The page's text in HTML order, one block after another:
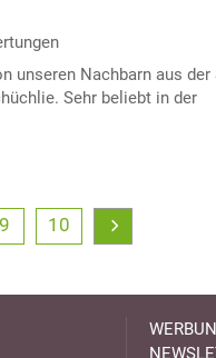
unseren Nachbarn aus der
Sehr beliebt in der
9 10